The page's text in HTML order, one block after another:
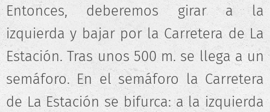
Entonces, deberemos girar a la
izquierda y bajar por la Carretera de La
Estación. Tras unos 500 m. se llega a un
semáforo. En el semáforo la Carretera
de La Estación se bifurca: a la izquierda